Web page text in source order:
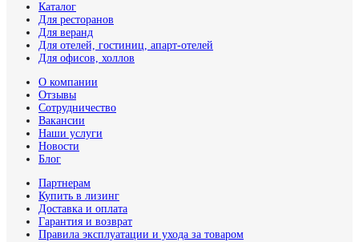
Каталог
Для ресторанов
Для веранд
Для отелей, гостиниц, апарт-отелей
Для офисов, холлов
О компании
Отзывы
Сотрудничество
Вакансии
Наши услуги
Новости
Блог
Партнерам
Купить в лизинг
Доставка и оплата
Гарантия и возврат
Правила эксплуатации и ухода за товаром